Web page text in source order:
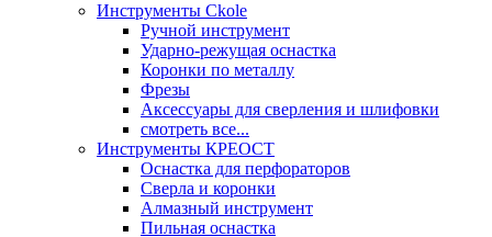
Инструменты Ckole
Ручной инструмент
Ударно‑режущая оснастка
Коронки по металлу
Фрезы
Аксессуары для сверления и шлифовки
смотреть все...
Инструменты КРЕОСТ
Оснастка для перфораторов
Сверла и коронки
Алмазный инструмент
Пильная оснастка